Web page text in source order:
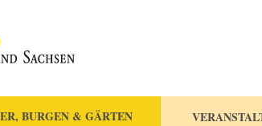
BURGEN & GÄRTEN